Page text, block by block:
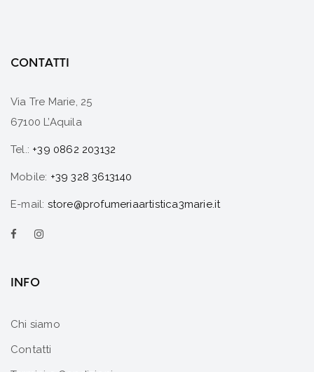
CONTATTI
Via Tre Marie, 25
67100 L’Aquila
Tel.: +39 0862 203132
Mobile: +39 328 3613140
E-mail: store@profumeriaartistica3marie.it
INFO
Chi siamo
Contatti